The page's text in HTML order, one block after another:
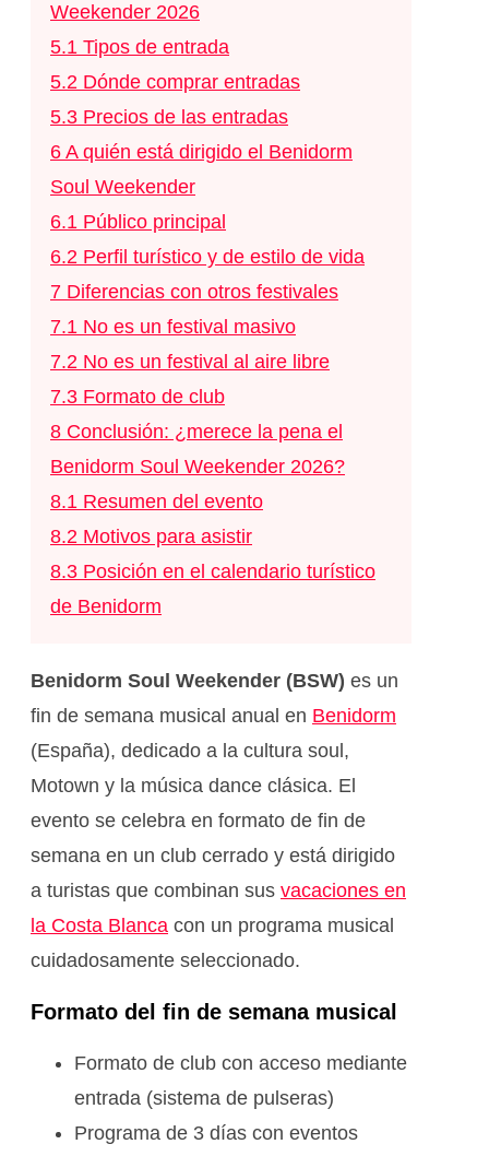
Weekender 2026
5.1 Tipos de entrada
5.2 Dónde comprar entradas
5.3 Precios de las entradas
6 A quién está dirigido el Benidorm
Soul Weekender
6.1 Público principal
6.2 Perfil turístico y de estilo de vida
7 Diferencias con otros festivales
7.1 No es un festival masivo
7.2 No es un festival al aire libre
7.3 Formato de club
8 Conclusión: ¿merece la pena el
Benidorm Soul Weekender 2026?
8.1 Resumen del evento
8.2 Motivos para asistir
8.3 Posición en el calendario turístico
de Benidorm
Benidorm Soul Weekender (BSW) es un
fin de semana musical anual en Benidorm
(España), dedicado a la cultura soul,
Motown y la música dance clásica. El
evento se celebra en formato de fin de
semana en un club cerrado y está dirigido
a turistas que combinan sus vacaciones en
la Costa Blanca con un programa musical
cuidadosamente seleccionado.
Formato del fin de semana musical
Formato de club con acceso mediante
entrada (sistema de pulseras)
Programa de 3 días con eventos